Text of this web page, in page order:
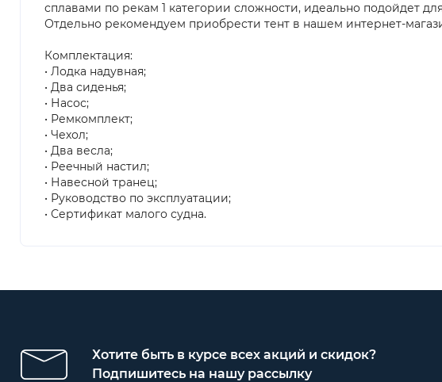
сплавами по рекам 1 категории сложности, идеально подойдет
Отдельно рекомендуем приобрести тент в нашем интернет-
Комплектация:
• Лодка надувная;
• Два сиденья;
• Насос;
• Ремкомплект;
• Чехол;
• Два весла;
• Реечный настил;
• Навесной транец;
• Руководство по эксплуатации;
• Сертификат малого судна.
Хотите быть в курсе всех акций и скидок?
Подпишитесь на нашу рассылку